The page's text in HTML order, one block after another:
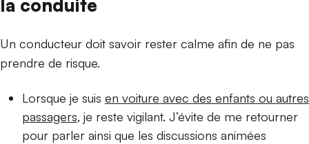
la conduite
Un conducteur doit savoir rester calme afin de ne pas
prendre de risque.
Lorsque je suis en voiture avec des enfants ou autres
passagers, je reste vigilant. J’évite de me retourner
pour parler ainsi que les discussions animées